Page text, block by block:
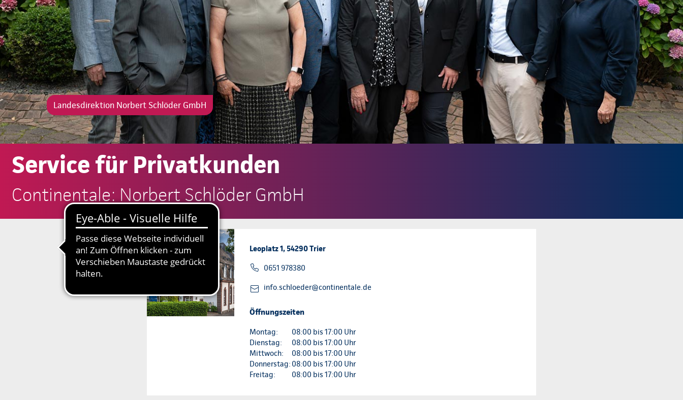
Landesdirektion Norbert Schlöder GmbH
Service für Privatkunden
Continentale: Norbert Schlöder GmbH
Leoplatz 1, 54290 Trier
0651 978380
info.schloeder@continentale.de
Öffnungszeiten
Montag:
08:00 bis 17:00 Uhr
Dienstag:
08:00 bis 17:00 Uhr
Mittwoch:
08:00 bis 17:00 Uhr
Donnerstag:08:00 bis 17:00 Uhr
Freitag:
08:00 bis 17:00 Uhr